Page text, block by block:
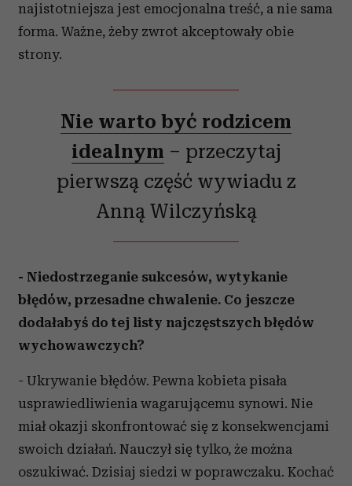
najistotniejsza jest emocjonalna treść, a nie sama
forma. Ważne, żeby zwrot akceptowały obie
strony.
Nie warto być rodzicem
idealnym – przeczytaj
pierwszą część wywiadu z
Anną Wilczyńską
- Niedostrzeganie sukcesów, wytykanie
błędów, przesadne chwalenie. Co jeszcze
dodałabyś do tej listy najczęstszych błędów
wychowawczych?
- Ukrywanie błędów. Pewna kobieta pisała
usprawiedliwienia wagarującemu synowi. Nie
miał okazji skonfrontować się z konsekwencjami
swoich działań. Nauczył się tylko, że można
oszukiwać. Dzisiaj siedzi w poprawczaku. Kochać